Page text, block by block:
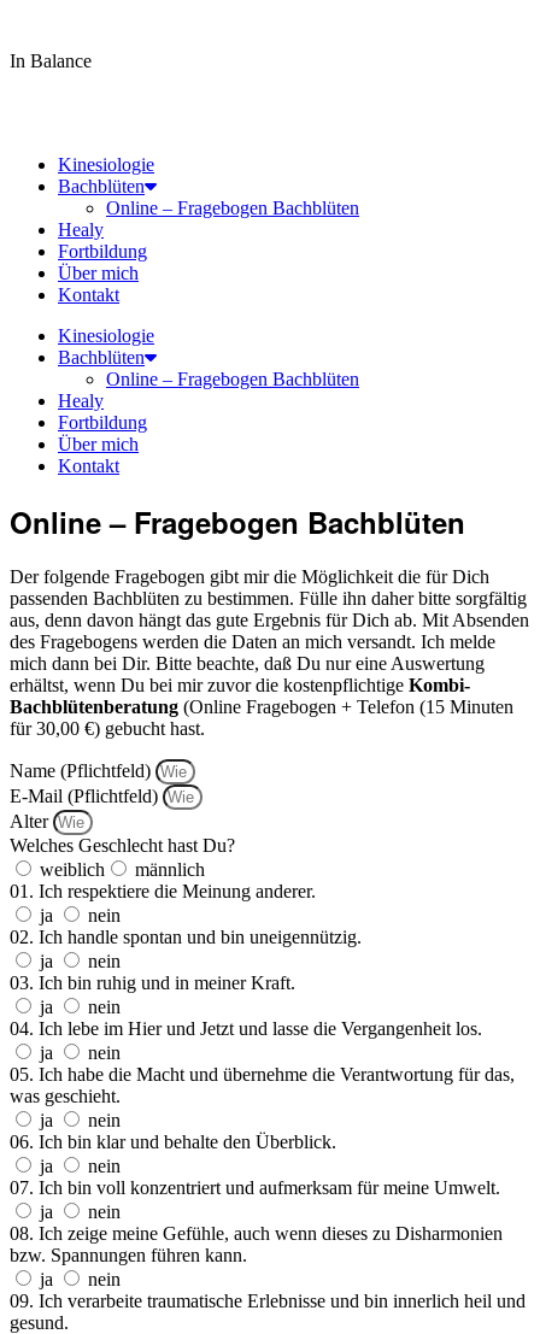
In Balance
Kinesiologie
Bachblüten
Online – Fragebogen Bachblüten
Healy
Fortbildung
Über mich
Kontakt
Kinesiologie
Bachblüten
Online – Fragebogen Bachblüten
Healy
Fortbildung
Über mich
Kontakt
Online – Fragebogen Bachblüten
Der folgende Fragebogen gibt mir die Möglichkeit die für Dich
passenden Bachblüten zu bestimmen. Fülle ihn daher bitte sorgfältig
aus, denn davon hängt das gute Ergebnis für Dich ab. Mit Absenden
des Fragebogens werden die Daten an mich versandt. Ich melde
mich dann bei Dir. Bitte beachte, daß Du nur eine Auswertung
erhältst, wenn Du bei mir zuvor die kostenpflichtige Kombi-
Bachblütenberatung (Online Fragebogen + Telefon (15 Minuten
für 30,00 €) gebucht hast.
Name (Pflichtfeld)
E-Mail (Pflichtfeld)
Alter
Welches Geschlecht hast Du?
weiblich
männlich
01. Ich respektiere die Meinung anderer.
ja
nein
02. Ich handle spontan und bin uneigennützig.
ja
nein
03. Ich bin ruhig und in meiner Kraft.
ja
nein
04. Ich lebe im Hier und Jetzt und lasse die Vergangenheit los.
ja
nein
05. Ich habe die Macht und übernehme die Verantwortung für das,
was geschieht.
ja
nein
06. Ich bin klar und behalte den Überblick.
ja
nein
07. Ich bin voll konzentriert und aufmerksam für meine Umwelt.
ja
nein
08. Ich zeige meine Gefühle, auch wenn dieses zu Disharmonien
bzw. Spannungen führen kann.
ja
nein
09. Ich verarbeite traumatische Erlebnisse und bin innerlich heil und
gesund.